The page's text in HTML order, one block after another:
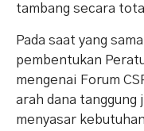
tambang secara
​Pada saat yang
pembentukan
mengenai Forum
arah dana tanggung
menyasar